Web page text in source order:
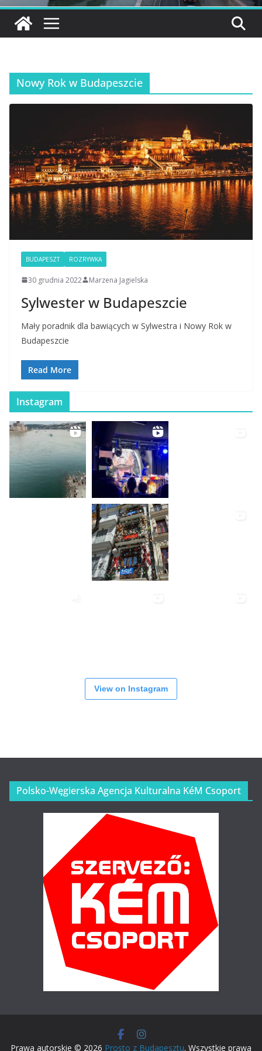
Nowy Rok w Budapeszcie
BUDAPESZT ROZRYWKA
30 grudnia 2022 Marzena Jagielska
Sylwester w Budapeszcie
Mały poradnik dla bawiących w Sylwestra i Nowy Rok w
Budapeszcie
Read More
Instagram
View on Instagram
Polsko-Węgierska Agencja Kulturalna KéM Csoport
Prawa autorskie © 2026 Prosto z Budapesztu. Wszystkie prawa